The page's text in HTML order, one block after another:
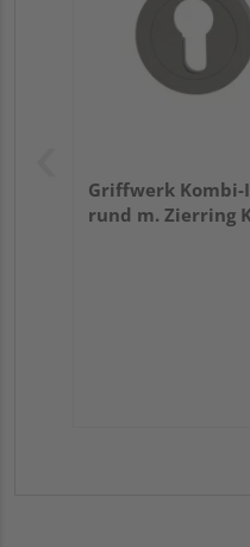
Griffwerk Kombi-
rund m. Zierring